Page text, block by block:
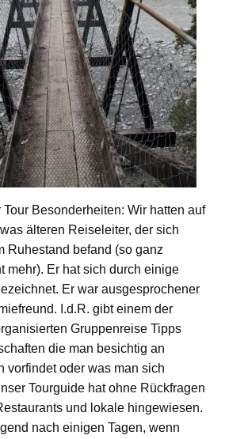
Besonderheiten: Wir hatten auf
älteren Reiseleiter, der sich
Ruhestand befand (so ganz
mehr). Er hat sich durch einige
Er war ausgesprochener
I.d.R. gibt einem der
Gruppenreise Tipps
die man besichtig an
vorfindet oder was man sich
Tourguide hat ohne Rückfragen
und lokale hingewiesen.
nach einigen Tagen, wenn